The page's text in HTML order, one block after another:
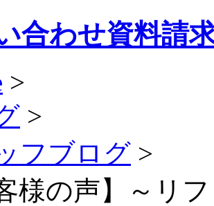
合わせ資料請
>
>
フブログ >
様の声】～リ